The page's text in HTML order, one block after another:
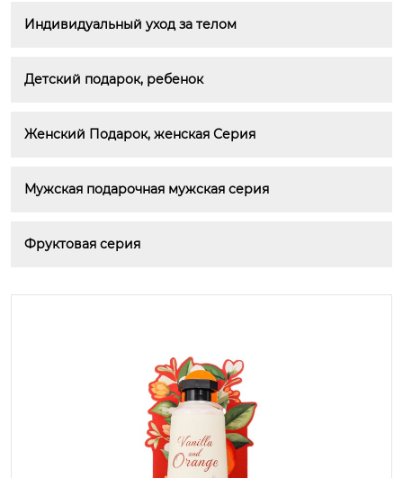
Индивидуальный уход за телом
Детский подарок, ребенок
Женский Подарок, женская Серия
Мужская подарочная мужская серия
Фруктовая серия